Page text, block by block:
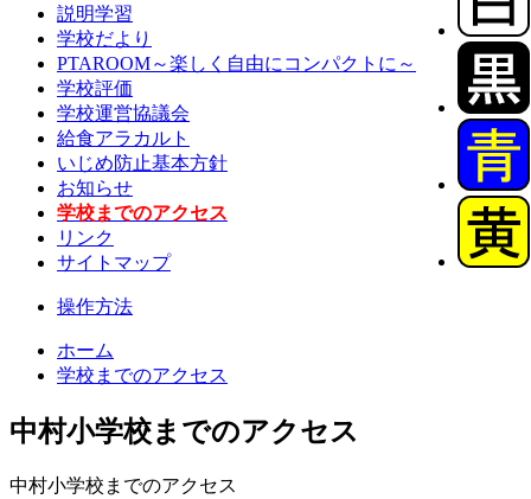
説明学習
学校だより
PTAROOM～楽しく自由にコンパクトに～
学校評価
学校運営協議会
給食アラカルト
いじめ防止基本方針
お知らせ
学校までのアクセス
リンク
サイトマップ
操作方法
ホーム
学校までのアクセス
中村小学校までのアクセス
中村小学校までのアクセス